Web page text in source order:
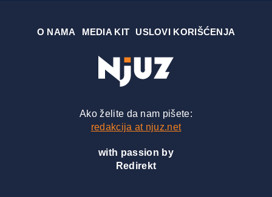
О NAMA MEDIA KIT USLOVI KORIŠĆENJA
Ako želite da nam pišete:
redakcija at njuz.net
with passion by
Redirekt